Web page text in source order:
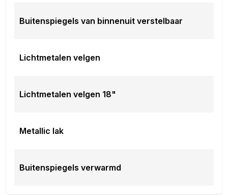
Buitenspiegels van binnenuit verstelbaar
Lichtmetalen velgen
Lichtmetalen velgen 18"
Metallic lak
Buitenspiegels verwarmd